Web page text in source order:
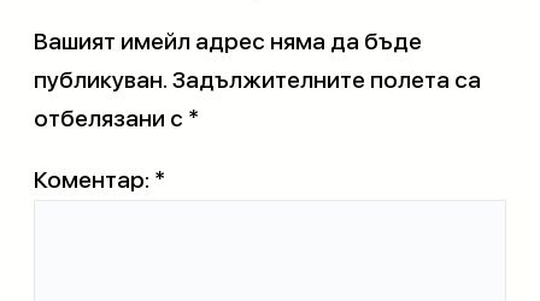
Вашият имейл адрес няма да бъде
публикуван. Задължителните полета са
отбелязани с *
Коментар: *